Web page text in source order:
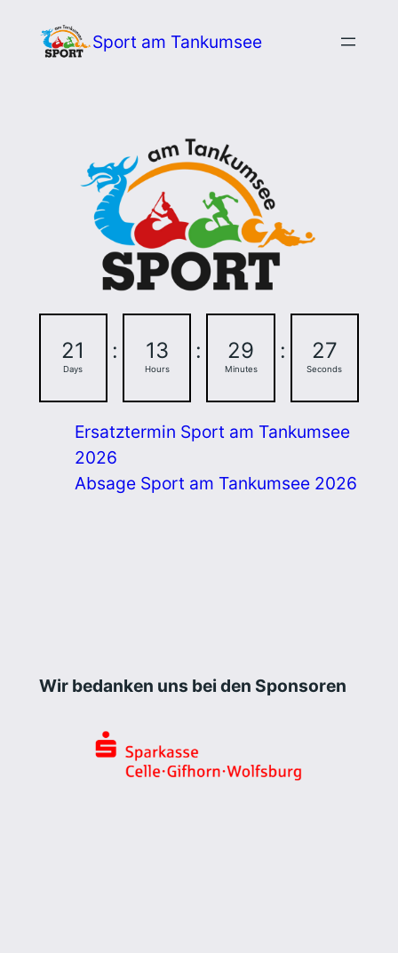
Inhalt
Sport am Tankumsee
21
Days
: 13
Hours
: 29
Minutes
: 26
Seconds
Ersatztermin Sport am Tankumsee
2026
Absage Sport am Tankumsee 2026
Wir bedanken uns bei den Sponsoren